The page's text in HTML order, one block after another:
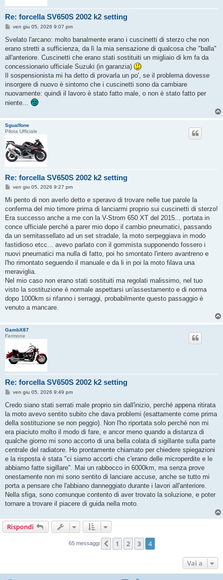
Re: forcella SV650S 2002 k2 setting
M
s
a
g
i
o
ven giu 05, 2026 9:07 pm
Svelato l'arcano: molto banalmente erano i cuscinetti di sterzo che non
erano stretti a sufficienza, da lì la mia sensazione di qualcosa che "balla"
all'anteriore. Cuscinetti che erano stati sostituiti un migliaio di km fa da
concessionario ufficiale Suzuki (in garanzia)
Il sospensionista mi ha detto di provarla un po', se il problema dovesse
insorgere di nuovo è sintomo che i cuscinetti sono da cambiare
nuovamente: quindi il lavoro è stato fatto male, o non è stato fatto per
niente...
Sgualfone
Pilota Ufficiale
Re: forcella SV650S 2002 k2 setting
M
s
a
g
i
o
ven giu 05, 2026 9:27 pm
Mi pento di non averlo detto e speravo di trovare nelle tue parole la
conferma del mio timore prima di lanciarmi proprio sui cuscinetti di sterzo!
Era successo anche a me con la V-Strom 650 XT del 2015... portata in
conce ufficiale perché a parer mio dopo il cambio pneumatici, passando
da un semitassellato ad un set stradale, la moto serpeggiava in modo
fastidioso etcc... avevo parlato con il gommista supponendo fossero i
nuovi pneumatici ma nulla di fatto, poi ho smontato l'intero avantreno e
l'ho rimontato seguendo il manuale e da li in poi la moto filava una
meraviglia.
Nel mio caso non erano stati sostituiti ma regolati malissimo, nel tuo
visto la sostituzione è normale aspettarsi un'assestamento e di norma
dopo 1000km si rifanno i serraggi, probabilmente questo passaggio è
venuto a mancare.
GambX87
Fermone
Re: forcella SV650S 2002 k2 setting
M
s
a
g
i
o
ven giu 05, 2026 9:49 pm
Credo siano stati serrati male proprio sin dall'inizio, perché appena ritirata
la moto avevo sentito subito che dava problemi (esattamente come prima
della sostituzione se non peggio). Non l'ho riportata solo perché non mi
era piaciuto molto il modo di fare, e ancor meno quando a distanza di
qualche giorno mi sono accorto di una bella colata di sigillante sulla parte
centrale del radiatore. Ho prontamente chiamato per chiedere spiegazioni
e la risposta è stata "ci siamo accorti che c'erano delle microperdite e le
abbiamo fatte sigillare". Mai un rabbocco in 6000km, ma senza prove
onestamente non mi sono sentito di lanciare accuse, anche se tutto mi
porta a pensare che l'abbiano danneggiato durante i lavori all'anteriore.
Nella sfiga, sono comunque contento di aver trovato la soluzione, e poter
tornare a trovare il piacere di guida nella moto.
Rispondi
65 messaggi Precedente
1 2 3 4
Vai a